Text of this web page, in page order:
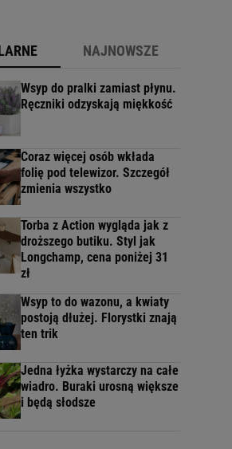
NAJNOWSZE
Wsyp do pralki zamiast płynu.
Ręczniki odzyskają miękkość
Coraz więcej osób wkłada
folię pod telewizor. Szczegół
zmienia wszystko
Torba z Action wygląda jak z
droższego butiku. Styl jak
Longchamp, cena poniżej 31
zł
Wsyp to do wazonu, a kwiaty
postoją dłużej. Florystki znają
ten trik
Jedna łyżka wystarczy na całe
wiadro. Buraki urosną większe
i będą słodsze